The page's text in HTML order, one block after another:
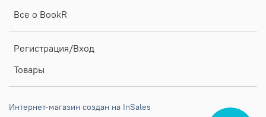
Все о BookR
Регистрация/Вход
Товары
Интернет-магазин создан на InSales